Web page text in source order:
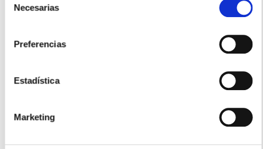
Necesarias
Preferencias
Estadística
Marketing